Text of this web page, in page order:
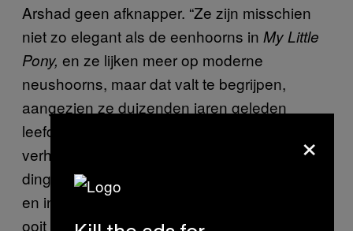
Arshad geen afknapper. “Ze zijn misschien
niet zo elegant als de eenhoorns in My Little
Pony, en ze lijken meer op moderne
neushoorns, maar dat valt te begrijpen,
aangezien ze duizenden jaren geleden
leefden.” Hij vond het vooral een inspirerend
verhaal: “Je weet nooit wat voor bijzondere
dingen je tegenkomt als je volhardend bent
en in jezelf gelooft. Misschien komen we er
ooit wel achter dat zeemeerminnen echt
×